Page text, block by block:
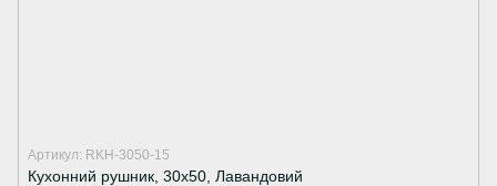
Артикул: RKH-3050-15
Кухонний рушник, 30х50, Лавандовий